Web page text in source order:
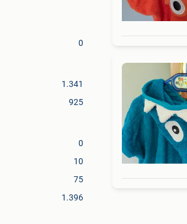
0
1.341
925
0
10
75
1.396